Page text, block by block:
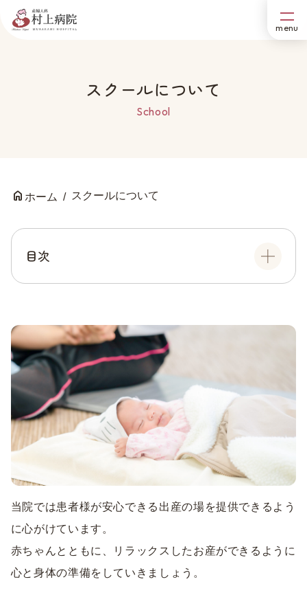
スクールについて
School
ホーム スクールについて
目次
当院では患者様が安心できる出産の場を提供できるよう
に心がけています。
赤ちゃんとともに、リラックスしたお産ができるように
心と身体の準備をしていきましょう。